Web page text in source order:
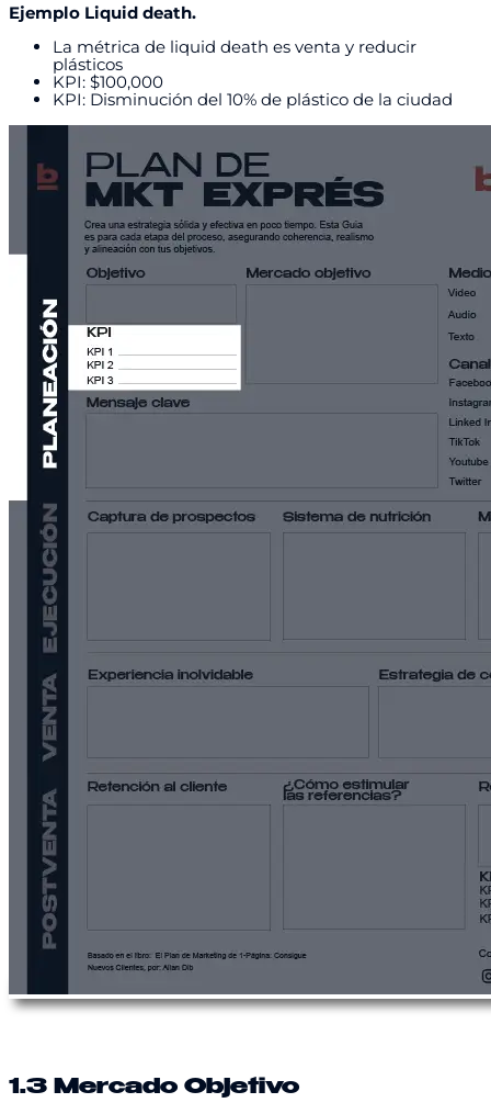
Ejemplo Liquid death.
La métrica de liquid death es venta y reducir
plásticos
KPI: $100,000
KPI: Disminución del 10% de plástico de la ciudad
1.3 Mercado Objetivo